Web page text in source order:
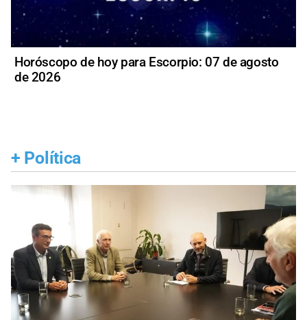
Horóscopo de hoy para Escorpio: 07 de agosto
de 2026
+ Política